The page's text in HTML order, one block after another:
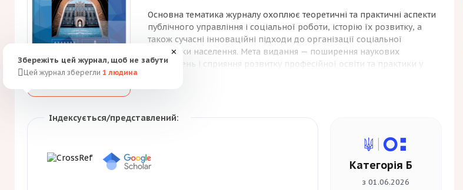
Основна тематика журналу охоплює теоретичні та практичні аспекти
публічного управління і соціальної роботи, історію їх розвитку, а
також сучасні інноваційні підходи до організації соціальної
підтримки населення. Мета видання — поширення наукових
досліджень і сприяння розвитку професійної освіти та практики у
Індексується/представлений:
Категорія Б
з 01.06.2026
Збережіть цей журнал, щоб не забути
Цей журнал зберегли 1 людина
✕